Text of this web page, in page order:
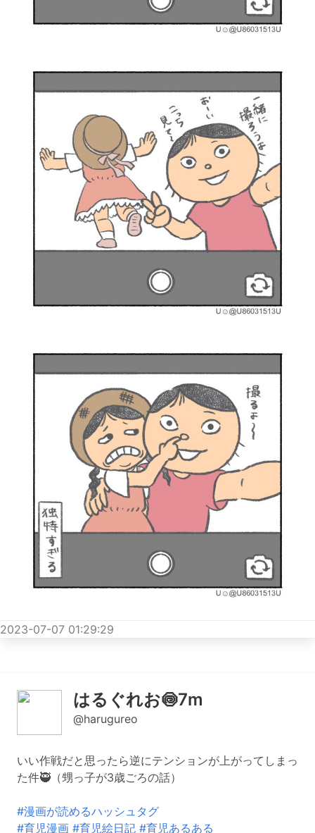
2023-07-07 01:29:29
はるぐれお🍥7m
@harugureo
いい作戦だと思ったら逆にテンションが上がってしまっ
た件🥷（甥っ子が3歳ごろの話）
#漫画が読めるハッシュタグ
#育児漫画 #育児絵日記 #育児あるある